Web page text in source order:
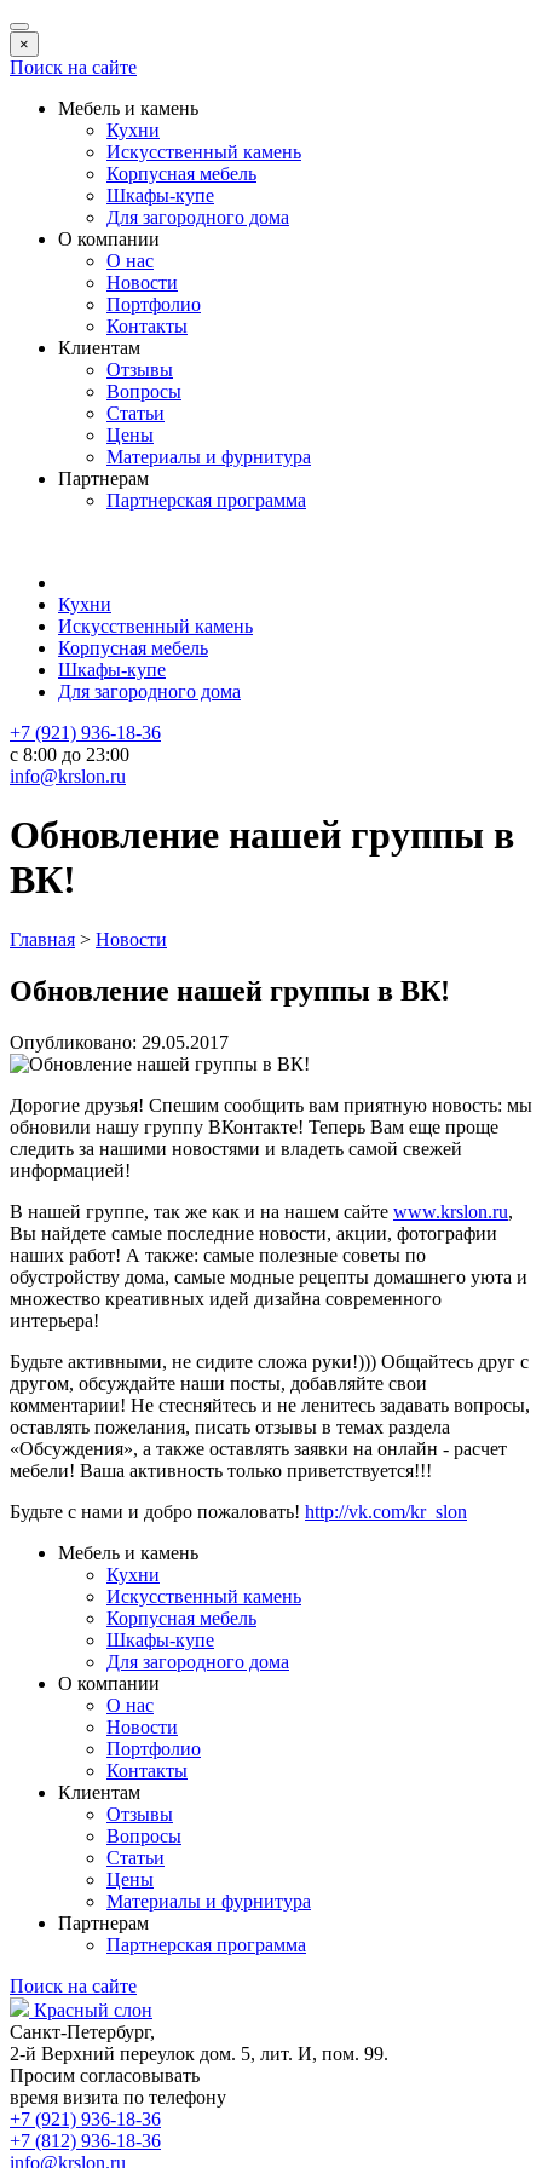
×
Поиск на сайте
Мебель и камень
Кухни
Искусственный камень
Корпусная мебель
Шкафы-купе
Для загородного дома
О компании
О нас
Новости
Портфолио
Контакты
Клиентам
Отзывы
Вопросы
Статьи
Цены
Материалы и фурнитура
Партнерам
Партнерская программа
Кухни
Искусственный камень
Корпусная мебель
Шкафы-купе
Для загородного дома
+7 (921) 936-18-36
с 8:00 до 23:00
info@krslon.ru
Обновление нашей группы в
ВК!
Главная > Новости
Обновление нашей группы в ВК!
Опубликовано: 29.05.2017
Дорогие друзья! Спешим сообщить вам приятную новость: мы
обновили нашу группу ВКонтакте! Теперь Вам еще проще
следить за нашими новостями и владеть самой свежей
информацией!
В нашей группе, так же как и на нашем сайте www.krslon.ru,
Вы найдете самые последние новости, акции, фотографии
наших работ! А также: самые полезные советы по
обустройству дома, самые модные рецепты домашнего уюта и
множество креативных идей дизайна современного
интерьера!
Будьте активными, не сидите сложа руки!))) Общайтесь друг с
другом, обсуждайте наши посты, добавляйте свои
комментарии! Не стесняйтесь и не ленитесь задавать вопросы,
оставлять пожелания, писать отзывы в темах раздела
«Обсуждения», а также оставлять заявки на онлайн - расчет
мебели! Ваша активность только приветствуется!!!
Будьте с нами и добро пожаловать! http://vk.com/kr_slon
Мебель и камень
Кухни
Искусственный камень
Корпусная мебель
Шкафы-купе
Для загородного дома
О компании
О нас
Новости
Портфолио
Контакты
Клиентам
Отзывы
Вопросы
Статьи
Цены
Материалы и фурнитура
Партнерам
Партнерская программа
Поиск на сайте
Красный слон
Санкт-Петербург,
2-й Верхний переулок дом. 5, лит. И, пом. 99.
Просим согласовывать
время визита по телефону
+7 (921) 936-18-36
+7 (812) 936-18-36
info@krslon.ru